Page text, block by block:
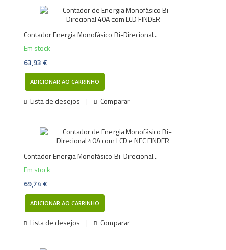
Contador Energia Monofásico Bi-Direcional...
Em stock
63,93 €
ADICIONAR AO CARRINHO
Lista de desejos Comparar
Contador Energia Monofásico Bi-Direcional...
Em stock
69,74 €
ADICIONAR AO CARRINHO
Lista de desejos Comparar